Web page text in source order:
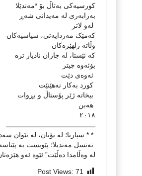
٢٠١٨
لە وەڵامدا دەڵێت” ئێوە ئەو
Post Views: 71